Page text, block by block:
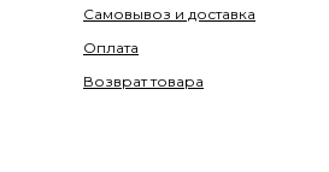
Самовывоз и доставка
Оплата
Возврат товара